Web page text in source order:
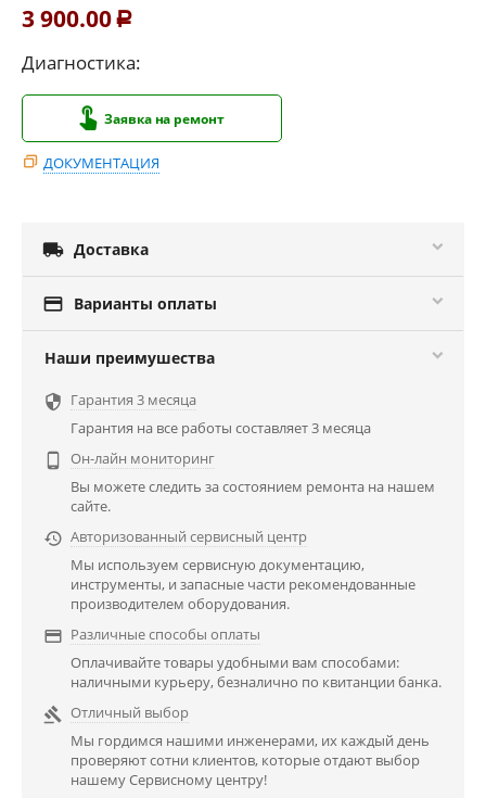
3 900.00 Р
Диагностика:
Заявка на ремонт
ДОКУМЕНТАЦИЯ
 Доставка
 Варианты оплаты
Наши преимушества
 Гарантия 3 месяца
Гарантия на все работы составляет 3 месяца

Он-лайн мониторинг
Вы можете следить за состоянием ремонта на нашем
сайте.
 Авторизованный сервисный центр
Мы используем сервисную документацию,
инструменты, и запасные части рекомендованные
производителем оборудования.
 Различные способы оплаты
Оплачивайте товары удобными вам способами:
наличными курьеру, безналично по квитанции банка.
 Отличный выбор
Мы гордимся нашими инженерами, их каждый день
проверяют сотни клиентов, которые отдают выбор
нашему Сервисному центру!